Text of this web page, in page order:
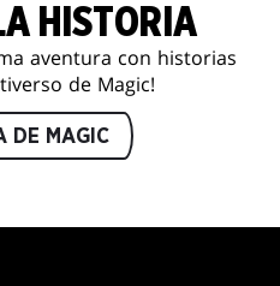
HISTORIA
aventura con historias
de Magic!
DE MAGIC